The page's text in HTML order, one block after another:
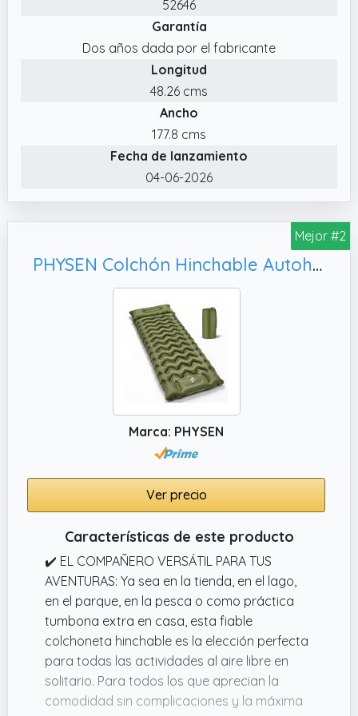
52646
Garantía
Dos años dada por el fabricante
Longitud
48.26 cms
Ancho
177.8 cms
Fecha de lanzamiento
04-06-2026
Mejor #2
PHYSEN Colchón Hinchable Autohinchable con Correas 360° - Esterilla de Camping Inflable Impermeable con Bomba para Viajes, Playa y Autocaravana
Marca: PHYSEN
Ver precio
Características de este producto
✔️ EL COMPAÑERO VERSÁTIL PARA TUS
AVENTURAS: Ya sea en la tienda, en el lago,
en el parque, en la pesca o como práctica
tumbona extra en casa, esta fiable
colchoneta hinchable es la elección perfecta
para todas las actividades al aire libre en
solitario. Para todos los que aprecian la
comodidad sin complicaciones y la máxima